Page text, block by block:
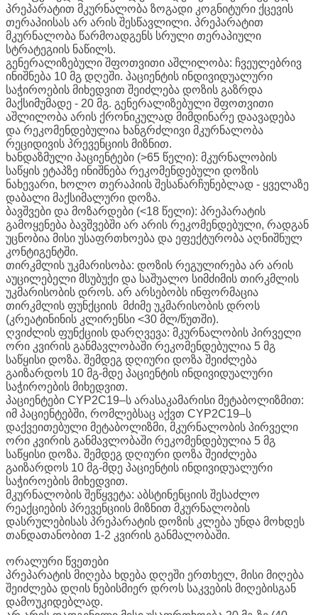
პრეპარატით მკურნალობა ზოგადი კოგნიტური ქცევის
თერაპიისას არ არის შესწავლილი. პრეპარატით
მკურნალობა წარმოადგენს სრული თერაპიული
სტრატეგიის ნაწილს.
გენერალიზებული შფოთვითი აშლილობა: ჩვეულებრივ
ინიშნება 10 მგ დღეში. პაციენტის ინდივიდუალური
საჭიროების მიხედვით შეიძლება დოზის გაზრდა
მაქსიმუმადე - 20 მგ. გენერალიზებული შფოთვითი
აშლილობა არის ქრონიკულად მიმდინარე დაავადება
და რეკომენდებულია ხანგრძლივი მკურნალობა
რეციდივის პრევენციის მიზნით.
ხანდაზმული პაციენტები (>65 წელი): მკურნალობის
საწყის ეტაპზე ინიშნება რეკომენდებული დოზის
ნახევარი, ხოლო თერაპიის შესანარჩუნებლად - ყველაზე
დაბალი მაქსიმალური დოზა.
ბავშვები და მოზარდები (<18 წელი): პრეპარატის
გამოყენება ბავშვებში არ არის რეკომენდებული, რადგან
უცნობია მისი უსაფრთხოება და ეფექტურობა აღნიშნულ
კონტიგენტში.
თირკმლის უკმარისობა: დოზის რეგულირება არ არის
აუცილებელი მსუბუქი და საშუალო სიმძიმის თირკმლის
უკმარისობის დროს. არ არსებობს ინფორმაცია
თირკმლის ფუნქციის მძიმე უკმარისობის დროს
(კრეატინინის კლირენსი <30 მლ/წუთში).
ღვიძლის ფუნქციის დარღვევა: მკურნალობის პირველი
ორი კვირის განმავლობაში რეკომენდებულია 5 მგ
საწყისი დოზა. შემდეგ დღიური დოზა შეიძლება
გაიზარდოს 10 მგ-მდე პაციენტის ინდივიდუალური
საჭიროების მიხედვით.
პაციენტები CYP2C19–ს არასაკამარისი მეტაბოლიზმით:
იმ პაციენტებში, რომლებსაც აქვთ CYP2C19–ს
დაქვეითებული მეტაბოლიზმი, მკურნალობის პირველი
ორი კვირის განმავლობაში რეკომენდებულია 5 მგ
საწყისი დოზა. შემდეგ დღიური დოზა შეიძლება
გაიზარდოს 10 მგ-მდე პაციენტის ინდივიდუალური
საჭიროების მიხედვით.
მკურნალობის შეწყვეტა: აბსტინენციის შესაძლო
რეაქციების პრევენციის მიზნით მკურნალობის
დასრულებისას პრეპარატის დოზის კლება უნდა მოხდეს
თანდათანობით 1-2 კვირის განმალობაში.
ორალური წვეთები
პრეპარატის მიღება ხდება დღეში ერთხელ, მისი მიღება
შეიძლება დღის ნებისმიერ დროს საკვების მიღებისგან
დამოუკიდებლად.